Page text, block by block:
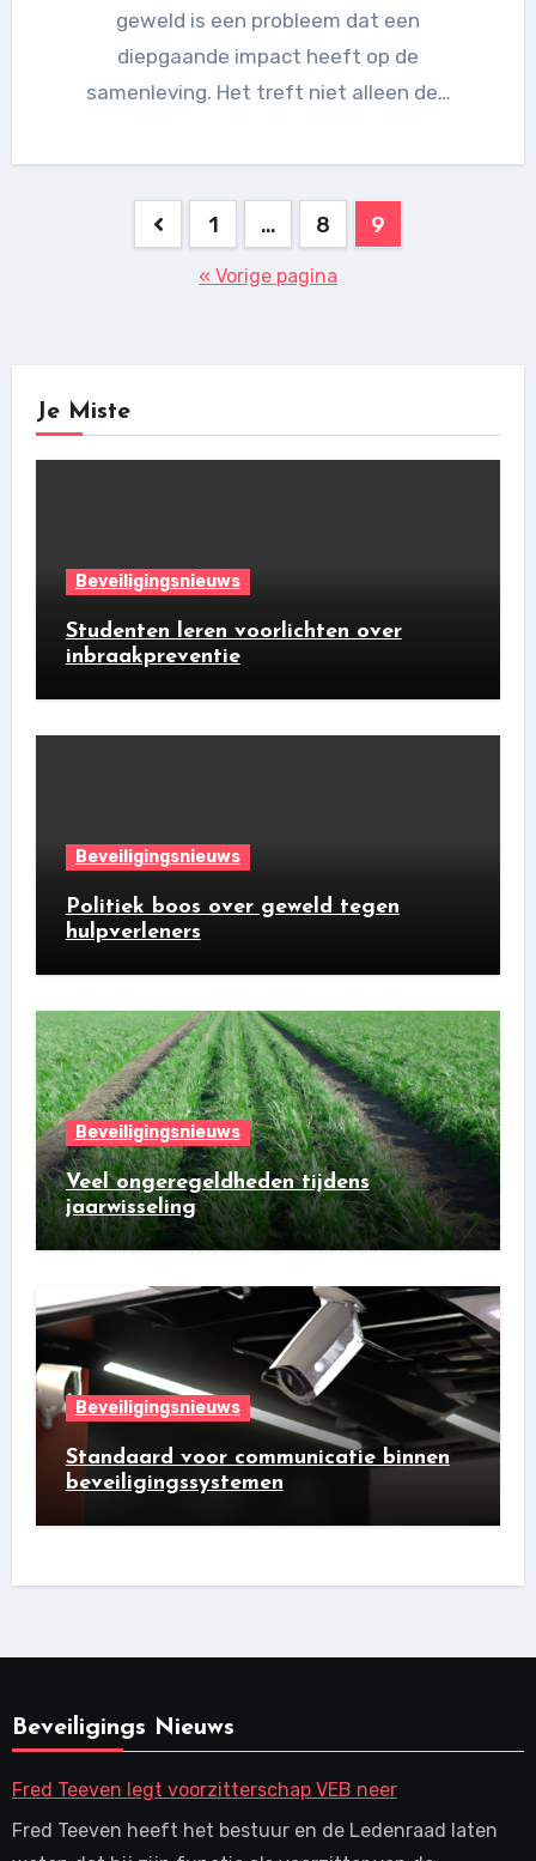
geweld is een probleem dat een
diepgaande impact heeft op de
samenleving. Het treft niet alleen de…
Berichtnavigatie
1 … 8 9
« Vorige pagina
Je Miste
Beveiligingsnieuws
Studenten leren voorlichten over
inbraakpreventie
Beveiligingsnieuws
Politiek boos over geweld tegen
hulpverleners
Beveiligingsnieuws
Veel ongeregeldheden tijdens
jaarwisseling
Beveiligingsnieuws
Standaard voor communicatie binnen
beveiligingssystemen
Beveiligings Nieuws
Fred Teeven legt voorzitterschap VEB neer
Fred Teeven heeft het bestuur en de Ledenraad laten